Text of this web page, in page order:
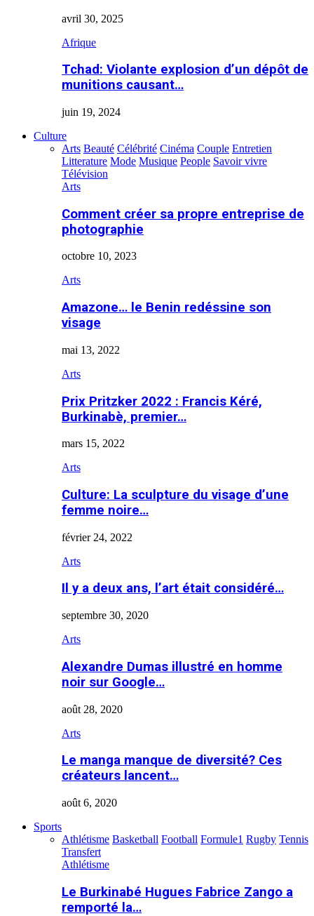
avril 30, 2025
Afrique
Tchad: Violante explosion d’un dépôt de
munitions causant…
juin 19, 2024
Culture
Arts Beauté Célébrité Cinéma Couple Entretien
Litterature Mode Musique People Savoir vivre
Télévision
Arts
Comment créer sa propre entreprise de
photographie
octobre 10, 2023
Arts
Amazone… le Benin redéssine son
visage
mai 13, 2022
Arts
Prix Pritzker 2022 : Francis Kéré,
Burkinabè, premier…
mars 15, 2022
Arts
Culture: La sculpture du visage d’une
femme noire…
février 24, 2022
Arts
Il y a deux ans, l’art était considéré…
septembre 30, 2020
Arts
Alexandre Dumas illustré en homme
noir sur Google…
août 28, 2020
Arts
Le manga manque de diversité? Ces
créateurs lancent…
août 6, 2020
Sports
Athlétisme Basketball Football Formule1 Rugby Tennis
Transfert
Athlétisme
Le Burkinabé Hugues Fabrice Zango a
remporté la…